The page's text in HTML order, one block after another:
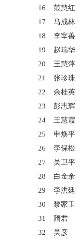
16
范慧红
17
马成林
18
李宰善
19
赵瑞华
20
王慧萍
21
张珍珠
22
余桂英
23
彭志辉
24
王慧霞
25
申焕平
26
李保松
27
吴卫平
28
白金余
29
李洪廷
30
黎家玉
31
隋君
32
吴彦